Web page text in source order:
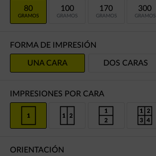
80
GRAMOS
100
GRAMOS
170
GRAMOS
300
GRAMOS
FORMA DE IMPRESIÓN
UNA CARA DOS CARAS
IMPRESIONES POR CARA
ORIENTACIÓN